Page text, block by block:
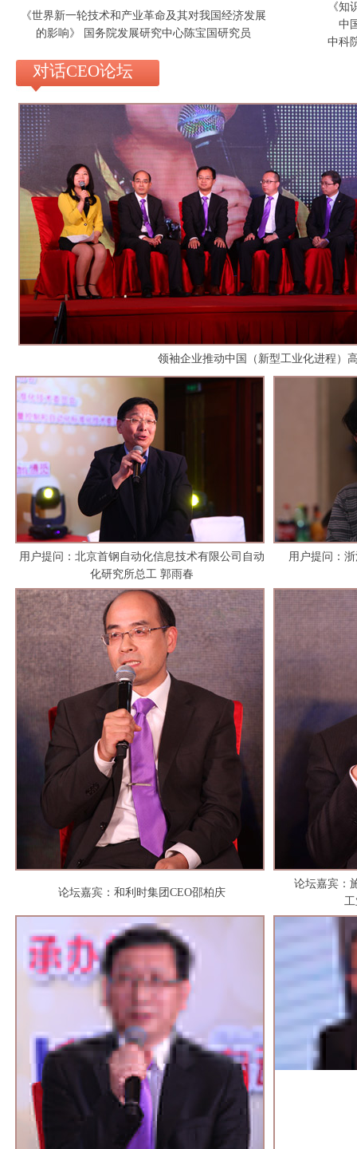
《世界新一轮技术和产业革命及其对我国经济发展
的影响》 国务院发展研究中心陈宝国研究员
《知
中
中科
对话CEO论坛
领袖企业推动中国（新型工业化进程）
用户提问：北京首钢自动化信息技术有限公司自动
化研究所总工 郭雨春
用户提问：
论坛嘉宾：和利时集团CEO邵柏庆
论坛嘉宾：